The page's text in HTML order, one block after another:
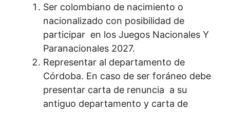
Ser colombiano de nacimiento o
nacionalizado con posibilidad de
participar en los Juegos Nacionales Y
Paranacionales 2027.
Representar al departamento de
Córdoba. En caso de ser foráneo debe
presentar carta de renuncia a su
antiguo departamento y carta de